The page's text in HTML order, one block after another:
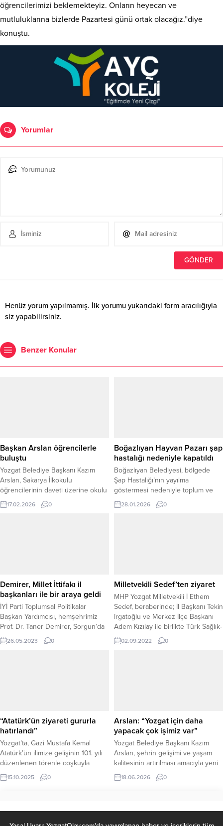
öğrencilerimizi beklemekteyiz. Onların heyecan ve
mutluluklarına bizlerde Pazartesi günü ortak olacağız.”diye
konuştu.
Yorumlar
Henüz yorum yapılmamış. İlk yorumu yukarıdaki form aracılığıyla
siz yapabilirsiniz.
Benzer Konular
Başkan Arslan öğrencilerle
buluştu
Yozgat Belediye Başkanı Kazım
Arslan, Sakarya İlkokulu
öğrencilerinin daveti üzerine okulu
ziyaret ederek miniklerle bir araya
geldi. Samimi bir ortamda
belediyenin şehirde yürüttüğü
çalışmalar hakkında bilgi veren...
17.02.2026 0
Boğazlıyan Hayvan Pazarı şap
hastalığı nedeniyle kapatıldı
Boğazlıyan Belediyesi, bölgede
Şap Hastalığı’nın yayılma
göstermesi nedeniyle toplum ve
hayvan sağlığını korumak amacıyla
önemli bir karar aldı. Bu kapsamda
indirmek amacıyla alınan tedbirlerin
titizlikle uygulandığı...
28.01.2026 0
Demirer, Millet İttifakı il
başkanları ile bir araya geldi
İYİ Parti Toplumsal Politikalar
Başkan Yardımcısı, hemşehrimiz
Prof. Dr. Taner Demirer, Sorgun’da
Millet İttifakı’nın tüm bileşenleri ile
sandık güvenliği ve müşahitliğin
26.05.2023 0
Milletvekili Sedef’ten ziyaret
MHP Yozgat Milletvekili İ Ethem
Sedef, beraberinde; İl Başkanı Tekin
Irgatoğlu ve Merkez İlçe Başkanı
Adem Kızılay ile birlikte Türk Sağlık-
Sen Yozgat Şube Başkanlığını
ziyaret etti.
02.09.2022 0
“Atatürk’ün ziyareti gururla
hatırlandı”
Yozgat’ta, Gazi Mustafa Kemal
Atatürk’ün ilimize gelişinin 101. yılı
düzenlenen törenle coşkuyla
kutlandı. Yozgat Valiliği
öncülüğünde Cumhuriyet
ziyaretini anma ve Cumhuriyet
değerlerine sahip çıkma
15.10.2025 0
Arslan: “Yozgat için daha
yapacak çok işimiz var”
Yozgat Belediye Başkanı Kazım
Arslan, şehrin gelişimi ve yaşam
kalitesinin artırılması amacıyla yeni
projeleri hayata geçirmeye devam
ettiklerini belirterek, İkiz Kuleler
yeni bir peyzaj ve sosyal yaşam
alanı oluşturacaklarını açıkladı.
18.06.2026 0